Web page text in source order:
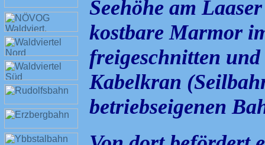
Seehöhe am
kostbare Marmor
freigeschnitten und
Kabelkran
betriebseigenen